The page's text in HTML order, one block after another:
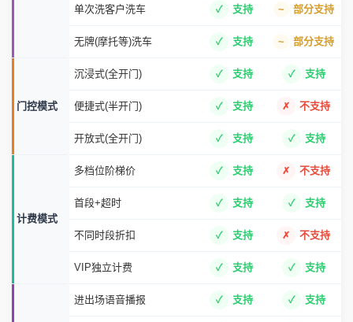
单次洗客户洗车 支持 部分支持
无牌(摩托等)洗车 支持 部分支持
门控模式
沉浸式(全开门) 支持 支持
便捷式(半开门) 支持 不支持
开放式(全开门) 支持 支持
计费模式
多档位阶梯价 支持 不支持
首段+超时 支持 支持
不同时段折扣 支持 不支持
VIP独立计费 支持 支持
进出场语音播报 支持 支持